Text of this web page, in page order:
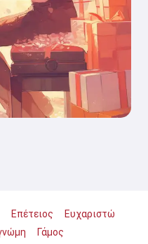
Επέτειος
Ευχαριστώ
Γάμος